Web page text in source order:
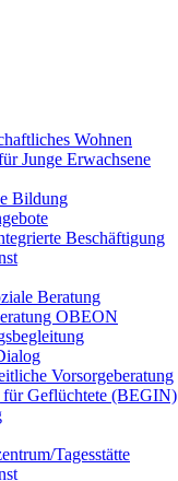
Wohnen
Junge Erwachsene
Bildung
Beschäftigung
Beratung
OBEON
Vorsorgeberatung
für Geflüchtete (BEGIN)
Untermenü
"Tagesgestaltung"
Tagesstätte